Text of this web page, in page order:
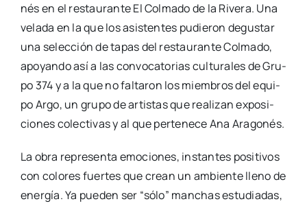
nés en el res­tau­ran­te El Col­ma­do de la Rive­ra. Una
vela­da en la que los asis­ten­tes pudie­ron degus­tar
una selec­ción de tapas del res­tau­ran­te Col­ma­do,
apo­yan­do así a las con­vo­ca­to­rias cul­tu­ra­les de Gru­
po 374 y a la que no fal­ta­ron los miem­bros del equi­
po Argo, un gru­po de artis­tas que rea­li­zan expo­si­
cio­nes colec­ti­vas y al que per­te­ne­ce Ana Ara­go­nés.
La obra repre­sen­ta emo­cio­nes, ins­tan­tes posi­ti­vos
con colo­res fuer­tes que crean un ambien­te lleno de
ener­gía. Ya pue­den ser “sólo” man­chas estu­dia­das,